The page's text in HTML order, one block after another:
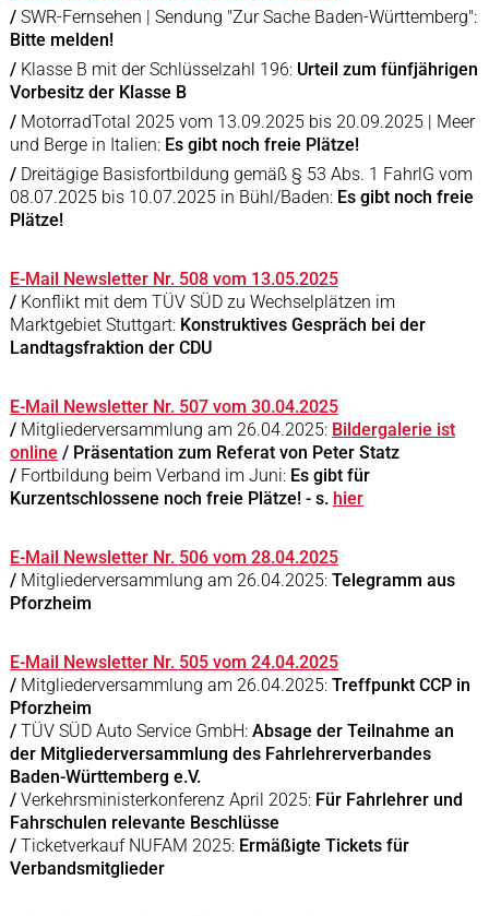
/SWR-Fernsehen | Sendung "Zur Sache Baden-Württemberg":
Bitte melden!
/ Klasse B mit der Schlüsselzahl 196: Urteil zum fünfjährigen
Vorbesitz der Klasse B
/ MotorradTotal 2025 vom 13.09.2025 bis 20.09.2025 | Meer
und Berge in Italien: Es gibt noch freie Plätze!
/ Dreitägige Basisfortbildung gemäß § 53 Abs. 1 FahrlG vom
08.07.2025 bis 10.07.2025 in Bühl/Baden: Es gibt noch freie
Plätze!
E-Mail Newsletter Nr. 508 vom 13.05.2025
/ Konflikt mit dem TÜV SÜD zu Wechselplätzen im
Marktgebiet Stuttgart:Konstruktives Gespräch bei der
Landtagsfraktion der CDU
E-Mail Newsletter Nr. 507 vom 30.04.2025
/ Mitgliederversammlung am 26.04.2025: Bildergalerie ist
online / Präsentation zum Referat von Peter Statz
/ Fortbildung beim Verband im Juni:Es gibt für
Kurzentschlossene noch freie Plätze! - s. hier
E-Mail Newsletter Nr. 506 vom 28.04.2025
/ Mitgliederversammlung am 26.04.2025: Telegramm aus
Pforzheim
E-Mail Newsletter Nr. 505 vom 24.04.2025
/ Mitgliederversammlung am 26.04.2025: Treffpunkt CCP in
Pforzheim
/ TÜV SÜD Auto Service GmbH:Absage der Teilnahme an
der Mitgliederversammlung des Fahrlehrerverbandes
Baden-Württemberg e.V.
/ Verkehrsministerkonferenz April 2025:Für Fahrlehrer und
Fahrschulen relevante Beschlüsse
/ Ticketverkauf NUFAM 2025: Ermäßigte Tickets für
Verbandsmitglieder